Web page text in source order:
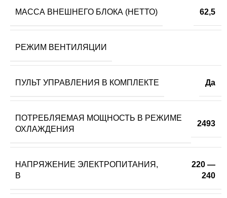
МАССА ВНЕШНЕГО БЛОКА (НЕТТО) 62,5
РЕЖИМ ВЕНТИЛЯЦИИ
ПУЛЬТ УПРАВЛЕНИЯ В КОМПЛЕКТЕ Да
ПОТРЕБЛЯЕМАЯ МОЩНОСТЬ В РЕЖИМЕ
ОХЛАЖДЕНИЯ
2493
НАПРЯЖЕНИЕ ЭЛЕКТРОПИТАНИЯ,
В
220 —
240